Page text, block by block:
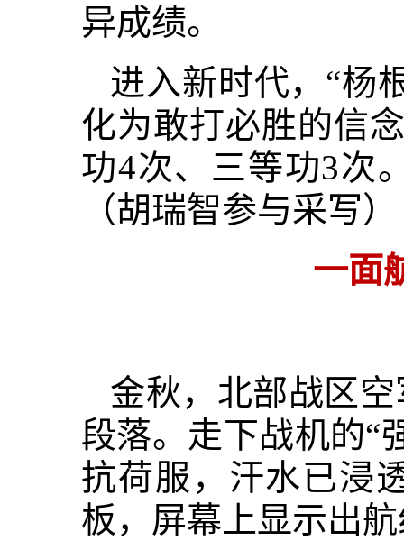
异成绩。
进入新时代，“杨
化为敢打必胜的信
功4次、三等功3次
（胡瑞智参与采写）
一面
金秋，北部战区
段落。走下战机的“
抗荷服，汗水已浸
板，屏幕上显示出